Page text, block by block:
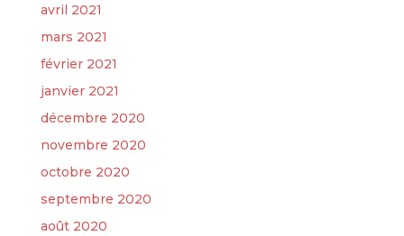
avril 2021
mars 2021
février 2021
janvier 2021
décembre 2020
novembre 2020
octobre 2020
septembre 2020
août 2020